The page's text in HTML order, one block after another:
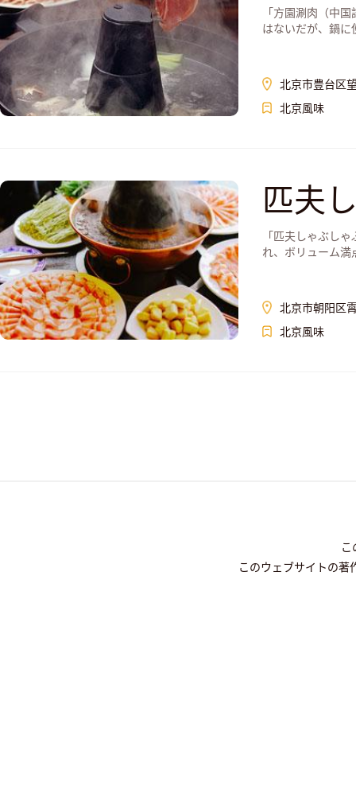
「方園涮肉（中
はないだが、鍋に
北京市豊台区
北京風味
匹夫
「匹夫しゃぶし
れ、ボリューム満
北京市朝阳区
北京風味
このウェブサイトの